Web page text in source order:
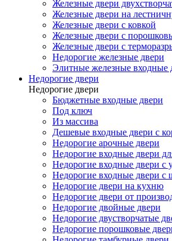
Железные двери
Железные двери на
Железные двери с ковкой
Железные двери с
Железные двери с
Недорогие железные двери
Элитные железные входные
Недорогие двери
Недорогие двери
Бюджетные входные двери
Под ключ
Из массива
Дешевые входные двери с
Недорогие арочные двери
Недорогие входные двери
Недорогие входные двери с
Недорогие входные двери с
Недорогие двери на кухню
Недорогие двери от
Недорогие двойные двери
Недорогие двустворчатые
Недорогие порошковые